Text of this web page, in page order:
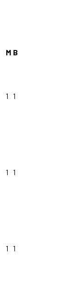
M B
1 1
1 1
1 1